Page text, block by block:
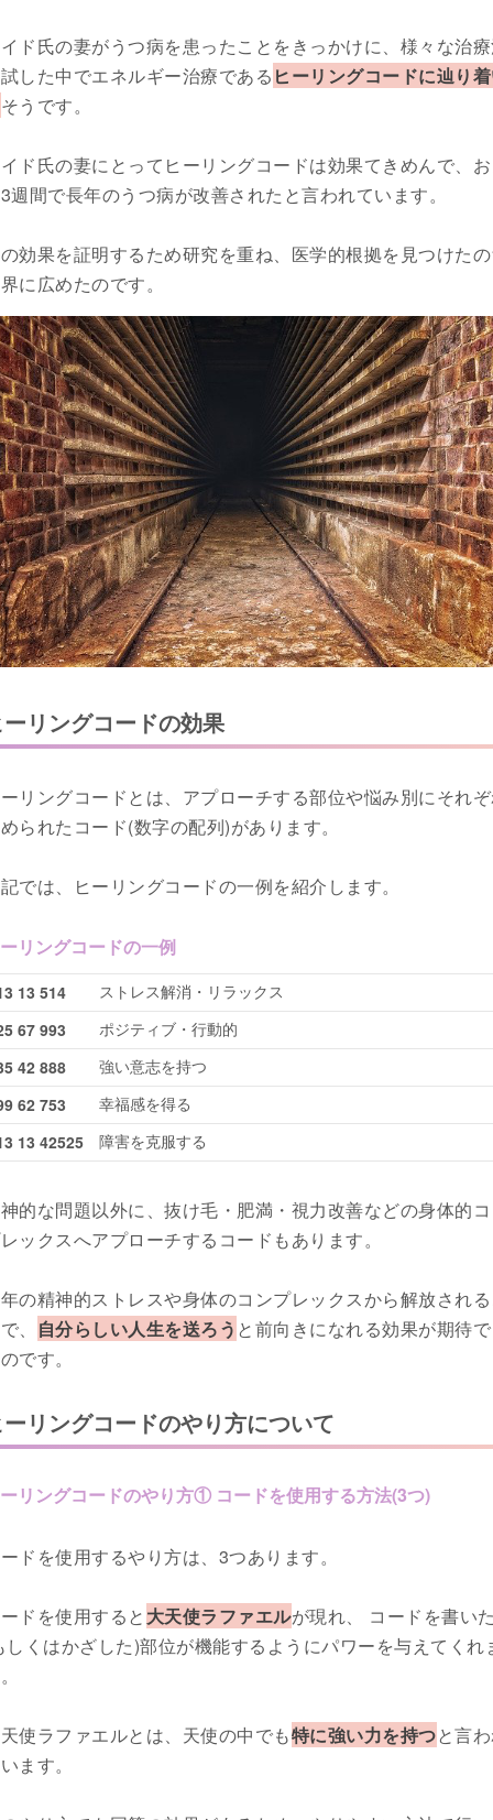
ド氏の妻がうつ病を患ったことをきっかけに、様々な治
した中でエネルギー治療である ヒーリングコードに辿り
そうです。
ド氏の妻にとってヒーリングコードは効果てきめんで、
週間で長年のうつ病が改善されたと言われています。
効果を証明するため研究を重ね、医学的根拠を見つけた
に広めたのです。
リングコードの効果
リングコードとは、アプローチする部位や悩み別にそれ
られたコード(数字の配列)があります。
では、ヒーリングコードの一例を紹介します。
リングコードの一例
13 514
ストレス解消・リラックス
67 993
ポジティブ・行動的
42 888
強い意志を持つ
62 753
幸福感を得る
13 42525
障害を克服する
的な問題以外に、抜け毛・肥満・視力改善などの身体的
ックスへアプローチするコードもあります。
の精神的ストレスや身体のコンプレックスから解放され
、
自分らしい人生を送ろう と前向きになれる効果が期待
です。
リングコードのやり方について
リングコードのやり方① コードを使用する方法(3つ)
ドを使用するやり方は、3つあります。
ドを使用すると 大天使ラファエルが現れ、 コードを書い
しくはかざした)部位が機能するようにパワーを与えてくれ
使ラファエルとは、天使の中でも特に強い力を持つと言
ます。